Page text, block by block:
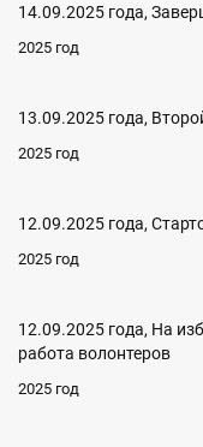
14.09.2025 года,
2025 год
13.09.2025 года,
2025 год
12.09.2025 года,
2025 год
12.09.2025 года, На
работа волонтеров
2025 год